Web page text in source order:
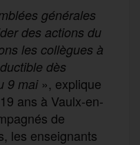
générales
erdes actions du
les collègues à
dès
9 mai », explique
ans à Vaulx-en-
de
les enseignants